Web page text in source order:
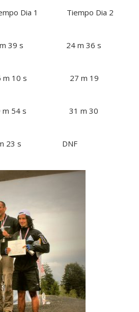
Dia 1 Tiempo Dia 2
22 m 39 s 24 m 36 s
m 10 s 27 m 19
m 54 s 31 m 30
48 m 23 s DNF